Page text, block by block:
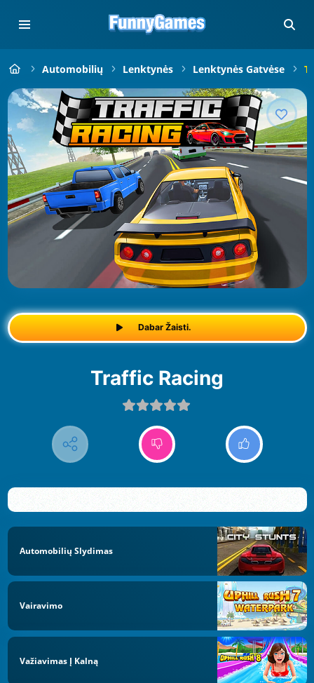
Automobilių Lenktynės Lenktynės Gatvėse
Dabar Žaisti.
Traffic Racing
Automobilių Slydimas
Vairavimo
Važiavimas Į Kalną